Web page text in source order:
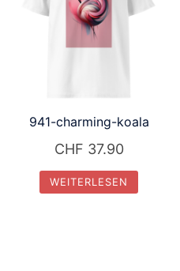
941-charming-koala
CHF 37.90
WEITERLESEN